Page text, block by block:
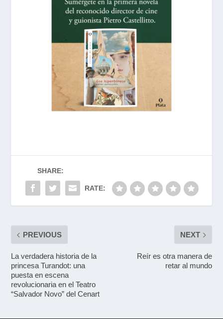
SHARE:
RATE:
PREVIOUS
La verdadera historia de la
princesa Turandot: una
puesta en escena
revolucionaria en el Teatro
“Salvador Novo” del Cenart
NEXT
Reír es otra manera de
retar al mundo